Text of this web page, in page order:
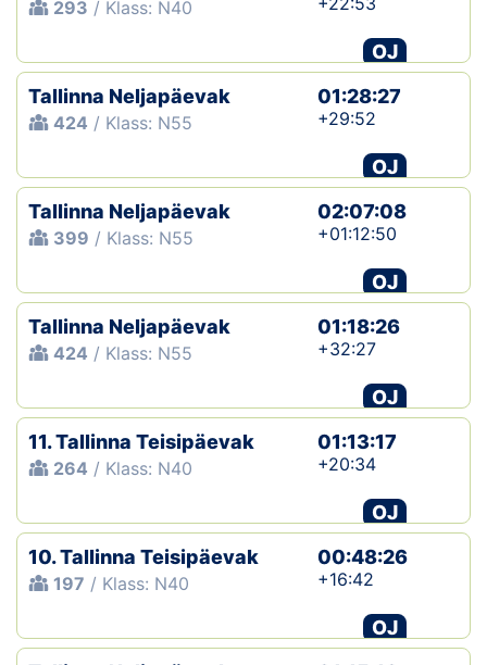
293 / Klass: N40
OJ
Tallinna Neljapäevak
424 / Klass: N55
01:28:27
+29:52
OJ
Tallinna Neljapäevak
399 / Klass: N55
02:07:08
+01:12:50
OJ
Tallinna Neljapäevak
424 / Klass: N55
01:18:26
+32:27
OJ
11. Tallinna Teisipäevak
264 / Klass: N40
01:13:17
+20:34
OJ
10. Tallinna Teisipäevak
197 / Klass: N40
00:48:26
+16:42
OJ